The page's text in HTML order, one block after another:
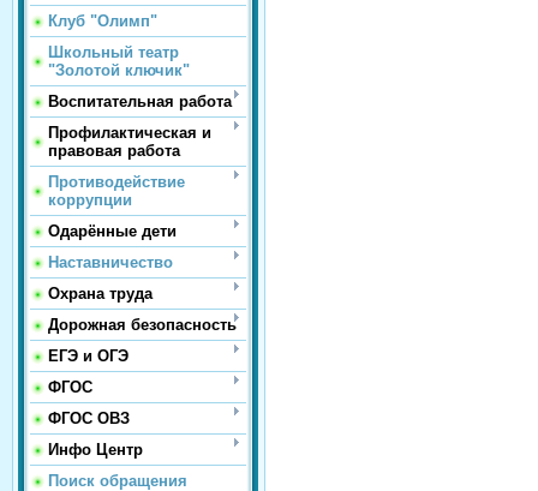
Клуб "Олимп"
Школьный театр
"Золотой ключик"
Воспитательная работа
Профилактическая и
правовая работа
Противодействие
коррупции
Одарённые дети
Наставничество
Охрана труда
Дорожная безопасность
ЕГЭ и ОГЭ
ФГОС
ФГОС ОВЗ
Инфо Центр
Поиск обращения